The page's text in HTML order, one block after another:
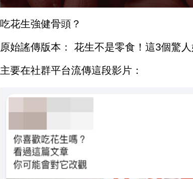
吃花生強健骨頭？
原始謠傳版本： 花生不是零食！這3個驚
主要在社群平台流傳這段影片：